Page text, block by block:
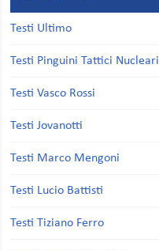
Testi Ultimo
Testi Pinguini Tattici Nucleari
Testi Vasco Rossi
Testi Jovanotti
Testi Marco Mengoni
Testi Lucio Battisti
Testi Tiziano Ferro